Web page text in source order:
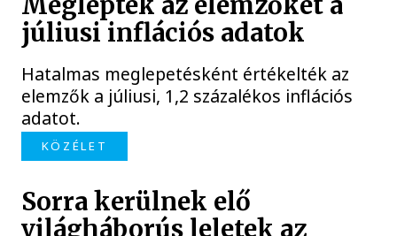
júliusi inflációs adatok
Hatalmas meglepetésként értékelték az
elemzők a júliusi, 1,2 százalékos inflációs
adatot.
KÖZÉLET
Sorra kerülnek elő
világháborús leletek az